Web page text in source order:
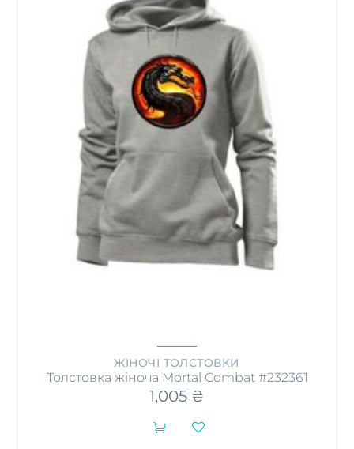
ЖІНОЧІ ТОЛСТОВКИ
Толстовка жіноча Mortal Combat #232361
1,005 ₴
 